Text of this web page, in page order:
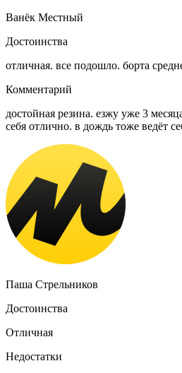
Ванëк Местный
Достоинства
отличная. все подошло. борта
Комментарий
достойная резина. езжу уже 3
себя отлично. в дождь тоже ведёт
Паша Стрельников
Достоинства
Отличная
Недостатки